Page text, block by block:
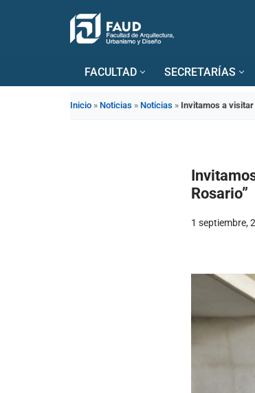
FACULTAD SECRETARÍAS
Inicio » Noticias » Noticias » Invitamos a visitar
Rosario”
1 septiembre,